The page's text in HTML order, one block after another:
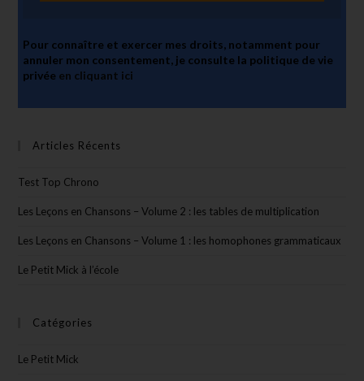
Pour connaître et exercer mes droits, notamment pour
annuler mon consentement, je consulte la politique de vie
privée en cliquant ici
Articles Récents
Test Top Chrono
Les Leçons en Chansons – Volume 2 : les tables de multiplication
Les Leçons en Chansons – Volume 1 : les homophones grammaticaux
Le Petit Mick à l’école
Catégories
Le Petit Mick